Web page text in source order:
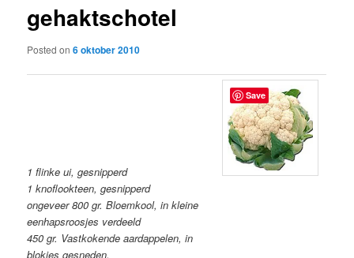
gehaktschotel
Posted on6 oktober 2010
1 flinke ui, gesnipperd
1 knoflookteen, gesnipperd
ongeveer 800 gr. Bloemkool, in kleine
eenhapsroosjes verdeeld
450 gr. Vastkokende aardappelen, in
blokjes gesneden.
Save